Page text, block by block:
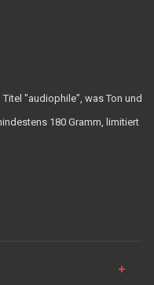
"audiophile", was Ton und
180 Gramm, limitiert